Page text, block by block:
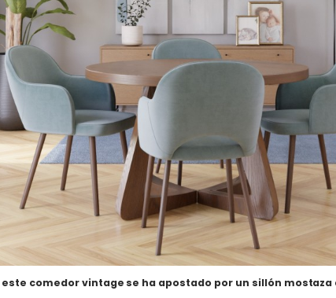
este comedor vintage se ha apostado por un sillón